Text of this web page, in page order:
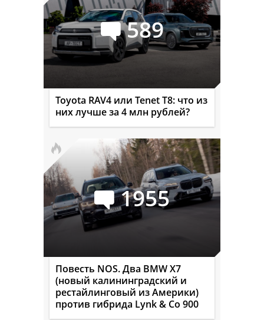
589
Toyota RAV4 или Tenet T8: что из
них лучше за 4 млн рублей?
1955
Повесть NOS. Два BMW X7
(новый калининградский и
рестайлинговый из Америки)
против гибрида Lynk & Co 900